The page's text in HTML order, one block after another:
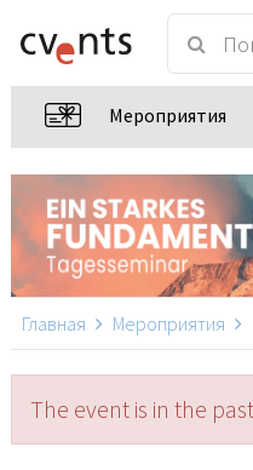
Мероприятия
Главная Мероприятия
The event is in the